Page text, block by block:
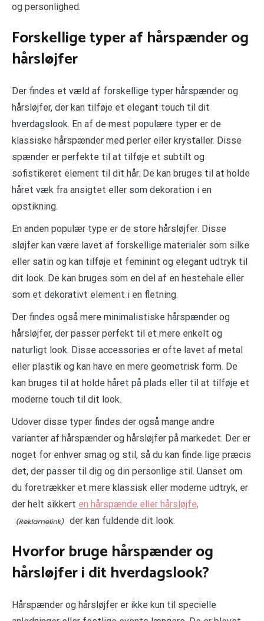
og personlighed.
Forskellige typer af hårspænder og
hårsløjfer
Der findes et væld af forskellige typer hårspænder og
hårsløjfer, der kan tilføje et elegant touch til dit
hverdagslook. En af de mest populære typer er de
klassiske hårspænder med perler eller krystaller. Disse
spænder er perfekte til at tilføje et subtilt og
sofistikeret element til dit hår. De kan bruges til at holde
håret væk fra ansigtet eller som dekoration i en
opstikning.
En anden populær type er de store hårsløjfer. Disse
sløjfer kan være lavet af forskellige materialer som silke
eller satin og kan tilføje et feminint og elegant udtryk til
dit look. De kan bruges som en del af en hestehale eller
som et dekorativt element i en fletning.
Der findes også mere minimalistiske hårspænder og
hårsløjfer, der passer perfekt til et mere enkelt og
naturligt look. Disse accessories er ofte lavet af metal
eller plastik og kan have en mere geometrisk form. De
kan bruges til at holde håret på plads eller til at tilføje et
moderne touch til dit look.
Udover disse typer findes der også mange andre
varianter af hårspænder og hårsløjfer på markedet. Der er
noget for enhver smag og stil, så du kan finde lige præcis
det, der passer til dig og din personlige stil. Uanset om
du foretrækker et mere klassisk eller moderne udtryk, er
der helt sikkert en hårspænde eller hårsløjfe,
der kan fuldende dit look.
Hvorfor bruge hårspænder og
hårsløjfer i dit hverdagslook?
Hårspænder og hårsløjfer er ikke kun til specielle